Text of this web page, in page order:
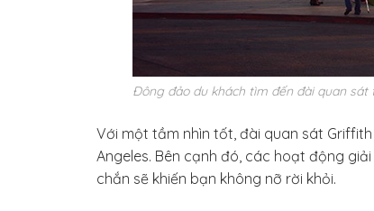
Đông đảo du khách tìm đến đài quan sát
Với một tầm nhìn tốt, đài quan sát
Angeles. Bên cạnh đó, các hoạt động
chắn sẽ khiến bạn không nỡ rời khỏi.